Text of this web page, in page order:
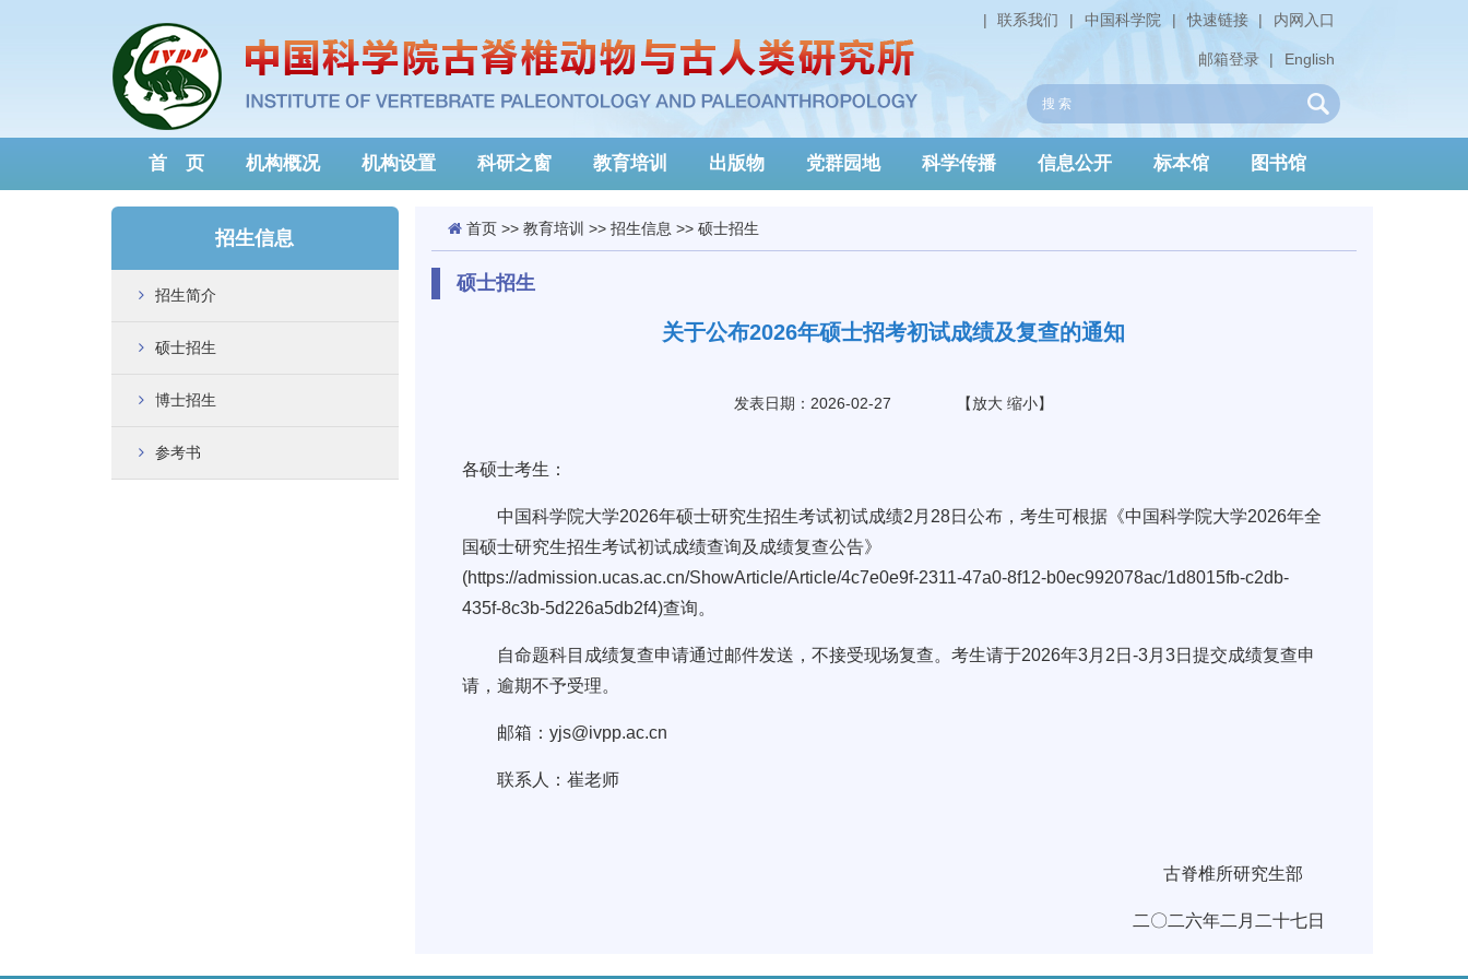
内网入口
|
快速链接
|
中国科学院
|
联系我们
|
English
|
邮箱登录
首 页 机构概况 机构设置 科研之窗 教育培训 出版物 党群园地 科学传播 信息公开 标本馆 图书馆
招生信息
招生简介
硕士招生
博士招生
参考书
首页>> 教育培训 >> 招生信息 >> 硕士招生
硕士招生
关于公布2026年硕士招考初试成绩及复查的通知
发表日期：2026-02-27 【放大 缩小】
各硕士考生：
中国科学院大学2026年硕士研究生招生考试初试成绩2月28日公布，考生可根据《中国科学院大学2026年全
国硕士研究生招生考试初试成绩查询及成绩复查公告》
(https://admission.ucas.ac.cn/ShowArticle/Article/4c7e0e9f-2311-47a0-8f12-b0ec992078ac/1d8015fb-c2db-
435f-8c3b-5d226a5db2f4)查询。
自命题科目成绩复查申请通过邮件发送，不接受现场复查。考生请于2026年3月2日-3月3日提交成绩复查申
请，逾期不予受理。
邮箱：yjs@ivpp.ac.cn
联系人：崔老师
古脊椎所研究生部
二〇二六年二月二十七日